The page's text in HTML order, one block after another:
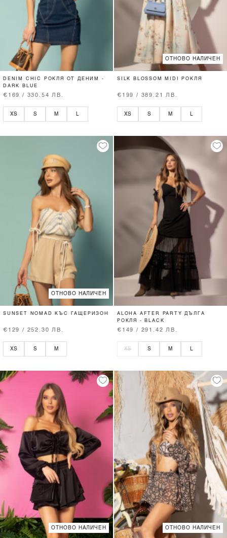
DENIM CHIC РОКЛЯ ОТ ДЕНИМ -
DARK BLUE
€169 / 330.54 ЛВ.
XS S M L
ОТНОВО НАЛИЧЕН
SILK BLOSSOM MIDI РОКЛЯ
€199 / 389.21 ЛВ.
XS S M L
ОТНОВО НАЛИЧЕН
SUNSET NOMAD КЪС ГАЩЕРИЗОН
€129 / 252.30 ЛВ.
XS S M
ALOHA AFTER PARTY ДЪЛГА
РОКЛЯ - BLACK
€149 / 291.42 ЛВ.
XS S M
ОТНОВО НАЛИЧЕН ОТНОВО НАЛИЧЕН